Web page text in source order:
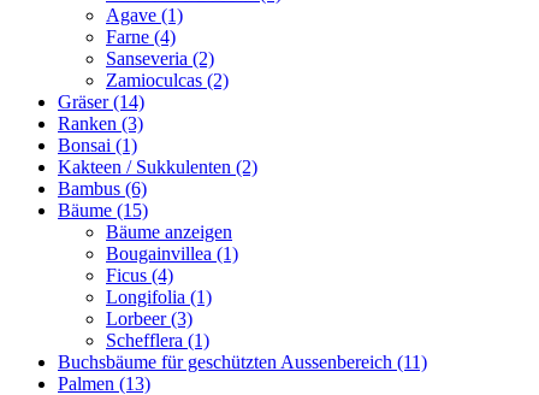
Agave (1)
Farne (4)
Sanseveria (2)
Zamioculcas (2)
Gräser (14)
Ranken (3)
Bonsai (1)
Kakteen / Sukkulenten (2)
Bambus (6)
Bäume (15)
Bäume anzeigen
Bougainvillea (1)
Ficus (4)
Longifolia (1)
Lorbeer (3)
Schefflera (1)
Buchsbäume für geschützten Aussenbereich (11)
Palmen (13)